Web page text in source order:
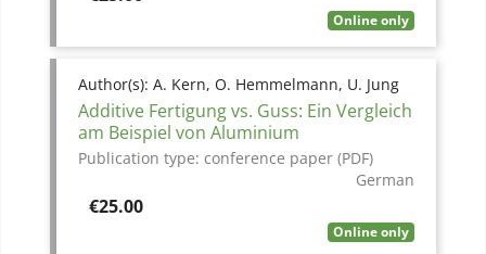
Online only
Author(s): A. Kern, O. Hemmelmann, U. Jung
Additive Fertigung vs. Guss: Ein Vergleich
am Beispiel von Aluminium
Publication type: conference paper (PDF)
German
Price
€25.00
Online only